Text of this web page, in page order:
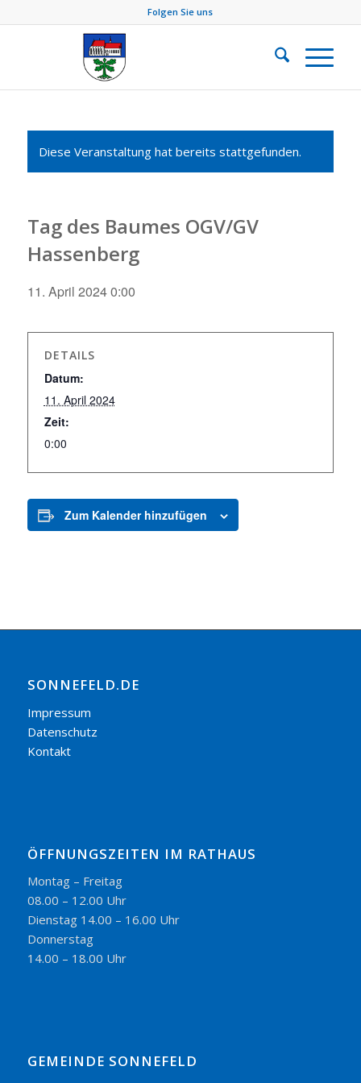
Folgen Sie uns
Diese Veranstaltung hat bereits stattgefunden.
Tag des Baumes OGV/GV
Hassenberg
11. April 2024 0:00
DETAILS
Datum:
11. April 2024
Zeit:
0:00
Zum Kalender hinzufügen
SONNEFELD.DE
Impressum
Datenschutz
Kontakt
ÖFFNUNGSZEITEN IM RATHAUS
Montag – Freitag
08.00 – 12.00 Uhr
Dienstag 14.00 – 16.00 Uhr
Donnerstag
14.00 – 18.00 Uhr
GEMEINDE SONNEFELD